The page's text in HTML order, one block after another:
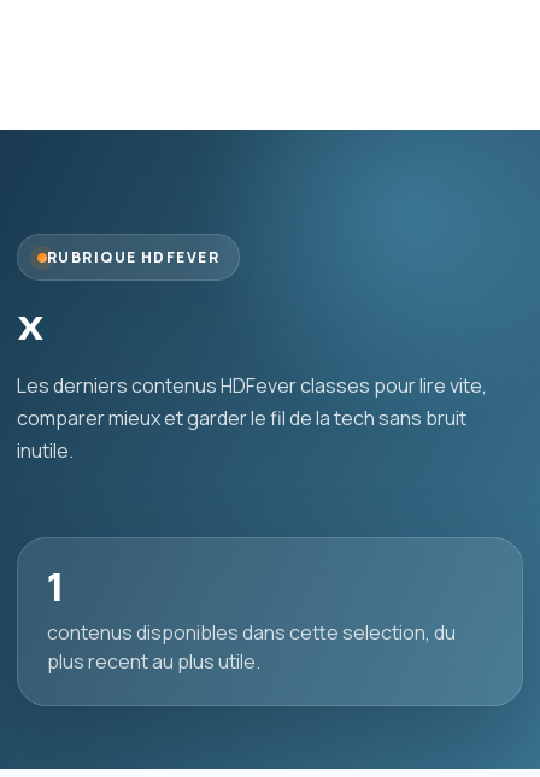
RUBRIQUE HDFEVER
x
Les derniers contenus HDFever classes pour lire vite,
comparer mieux et garder le fil de la tech sans bruit
inutile.
1
contenus disponibles dans cette selection, du
plus recent au plus utile.